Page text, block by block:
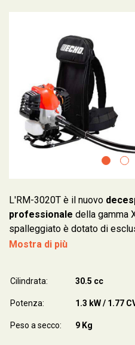
L'RM-3020T è il nuovo
professionale della gamma
spalleggiato è dotato di
Mostra di più
Cilindrata: 30.5 cc
Potenza: 1.3 kW / 1.77
Peso a secco: 9 Kg